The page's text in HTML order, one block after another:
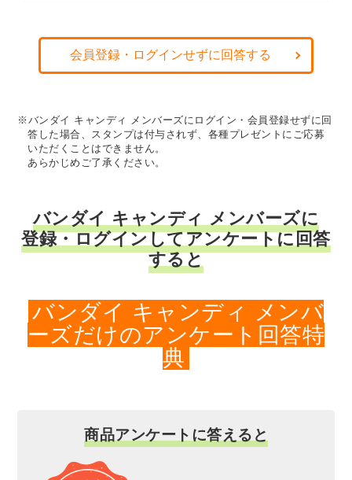
会員登録・ログインせずに回答する
※バンダイ キャンディ メンバーズにログイン・会員登録せずに回
答した場合、スタンプは付与されず、各種プレゼントにご応募
いただくことはできません。
あらかじめご了承ください。
バンダイ キャンディ メンバーズに
登録・ログインしてアンケートに回答
すると
バンダイ キャンディ メンバ
ーズだけのアンケート回答特
典
商品アンケートに答えると